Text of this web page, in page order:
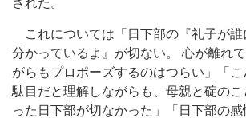
された。
これについては「日下部の『礼子が誰
分かっているよ』が切ない。 心が離れ
がらもプロポーズするのはつらい」「
駄目だと理解しながらも、母親と碇の
った日下部が切なかった」「日下部の